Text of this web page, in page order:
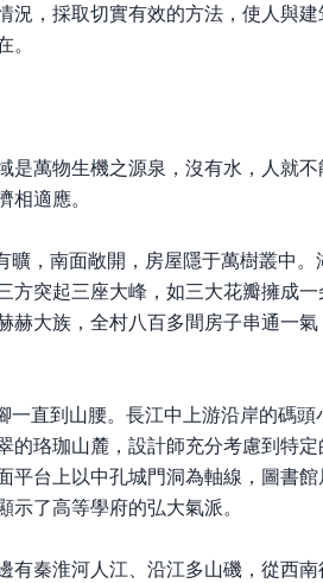
，採取切實有效的方法，使人與
萬物生機之源泉，沒有水，人就
適應。
，南面敞開，房屋隱于萬樹叢中
突起三座大峰，如三大花瓣擁成
大族，全村八百多間房子串通一
直到山腰。長江中上游沿岸的碼
珞珈山麓，設計師充分考慮到特定
台上以中孔城門洞為軸線，圖書
了高等學府的弘大氣派。
秦淮河人江、沿江多山磯，從西